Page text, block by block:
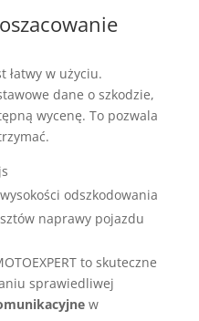
łatwy w użyciu.
dane o szkodzie,
wycenę. To pozwala
odszkodowania
naprawy pojazdu
to skuteczne
sprawiedliwej
w